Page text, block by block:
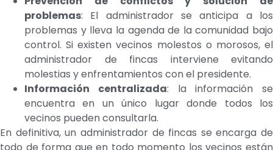
problemas: El administrador se anticipa a los
problemas y lleva la agenda de la comunidad bajo
control. Si existen vecinos molestos o morosos, el
administrador de fincas interviene evitando
molestias y enfrentamientos con el presidente.
Información centralizada: la información se
encuentra en un único lugar donde todos los
vecinos pueden consultarla.
En definitiva, un administrador de fincas se encarga de